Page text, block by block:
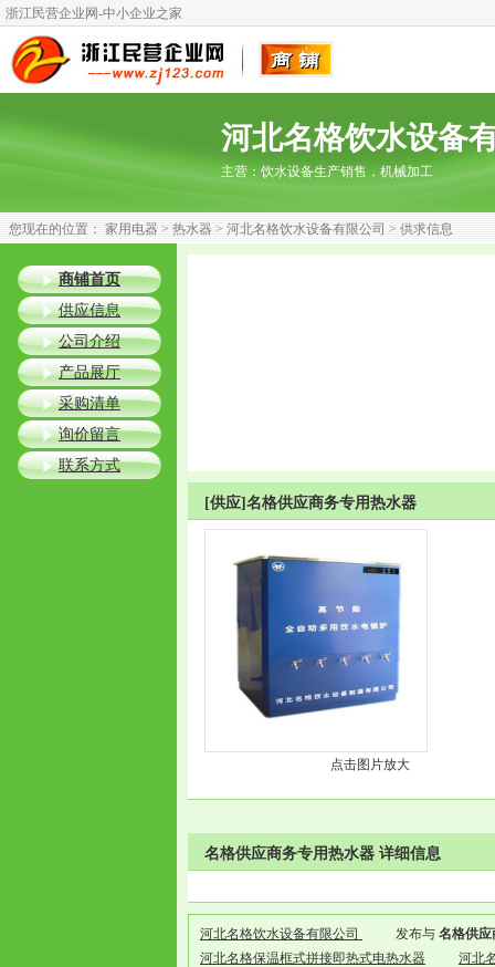
浙江民营企业网-中小企业之家
河北名格饮水设备
主营： 饮水设备生产销售，机械加工
您现在的位置： 家用电器 > 热水器 > 河北名格饮水设备有限公司 > 供求信息
[供应]名格供应商务专用热水器
点击图片放大
名格供应商务专用热水器 详细信息
河北名格饮水设备有限公司 发布与 名格供
河北名格保温框式拼接即热式电热水器
河北
商铺首页
供应信息
公司介绍
产品展厅
采购清单
询价留言
联系方式